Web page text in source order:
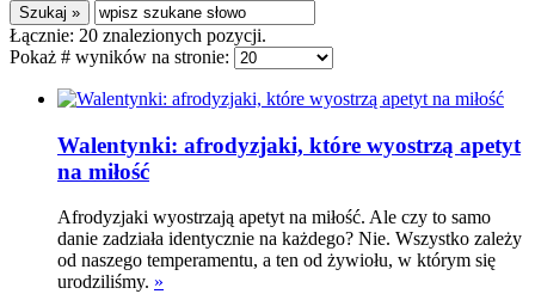
Łącznie: 20 znalezionych pozycji.
Pokaż # wyników na stronie:
Walentynki: afrodyzjaki, które wyostrzą apetyt
na miłość
Afrodyzjaki wyostrzają apetyt na miłość. Ale czy to samo
danie zadziała identycznie na każdego? Nie. Wszystko zależy
od naszego temperamentu, a ten od żywiołu, w którym się
urodziliśmy. »